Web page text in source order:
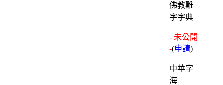
佛教難
字字典
- 未公開
-(申請)
中華字
海